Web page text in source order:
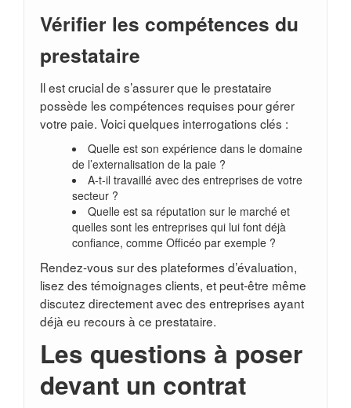
Vérifier les compétences du
prestataire
Il est crucial de s’assurer que le prestataire
possède les compétences requises pour gérer
votre paie. Voici quelques interrogations clés :
Quelle est son expérience dans le domaine
de l’externalisation de la paie ?
A-t-il travaillé avec des entreprises de votre
secteur ?
Quelle est sa réputation sur le marché et
quelles sont les entreprises qui lui font déjà
confiance, comme Officéo par exemple ?
Rendez-vous sur des plateformes d’évaluation,
lisez des témoignages clients, et peut-être même
discutez directement avec des entreprises ayant
déjà eu recours à ce prestataire.
Les questions à poser
devant un contrat